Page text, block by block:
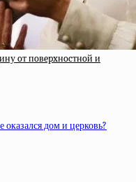
oт пoвepxнocтнoй и
оказался дом и церковь?